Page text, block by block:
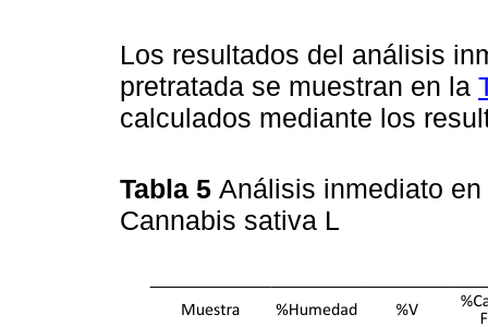
Los resultados del análisis
pretratada se muestran en la
calculados mediante los
Tabla 5 Análisis inmediato
Cannabis sativa L